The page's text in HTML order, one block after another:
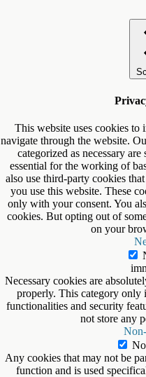
This website uses cookies
navigate through the website.
categorized as necessary
essential for the working of
also use third-party cookies
you use this website. These
only with your consent. You
cookies. But opting out of
on your
Necessary cookies are
properly. This category only
functionalities and security
not store any
Any cookies that may not be
function and is used